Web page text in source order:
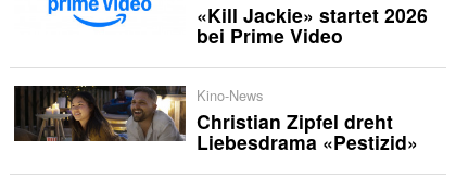
«Kill Jackie» startet 2026
bei Prime Video
Kino-News
Christian Zipfel dreht
Liebesdrama «Pestizid»